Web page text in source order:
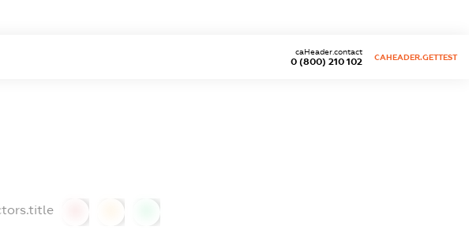
0 (800) 210 102
caHeader.contact
CAHEADER.GETTEST